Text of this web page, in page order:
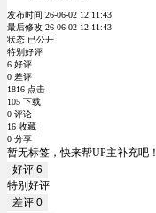
发布时间 26-06-02 12:11:43
最后修改 26-06-02 12:11:43
状态 已公开
特别好评
6 好评
0 差评
1816 点击
105 下载
0 评论
16 收藏
0 分享
暂无标签，快来帮UP主补充吧！
好评 6
特别好评
差评 0